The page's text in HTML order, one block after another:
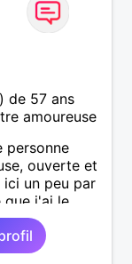
de 57 ans
amoureuse
personne
ouverte et
ici un peu par
j'ai le
en
d'un